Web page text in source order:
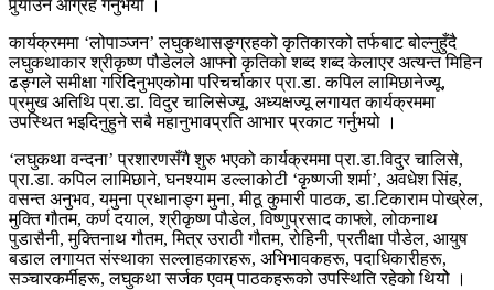
पुर्‍याउन आग्रह गर्नुभयो ।
कार्यक्रममा ‘लोपाञ्जन’ लघुकथासङ्ग्रहको कृतिकारको तर्फबाट बोल्नुहुँदै
लघुकथाकार श्रीकृष्ण पौडेलले आफ्नो कृतिको शब्द शब्द केलाएर अत्यन्त मिहिन
ढङ्गले समीक्षा गरिदिनुभएकोमा परिचर्चाकार प्रा.डा. कपिल लामिछानेज्यू,
प्रमुख अतिथि प्रा.डा. विदुर चालिसेज्यू, अध्यक्षज्यू लगायत कार्यक्रममा
उपस्थित भइदिनुहुने सबै महानुभावप्रति आभार प्रकाट गर्नुभयो ।
‘लघुकथा वन्दना’ प्रशारणसँगै शुरु भएको कार्यक्रममा प्रा.डा.विदुर चालिसे,
प्रा.डा. कपिल लामिछाने, घनश्याम डल्लाकोटी ‘कृष्णजी शर्मा’, अवधेश सिंह,
वसन्त अनुभव, यमुना प्रधानाङ्ग मुना, मीठू कुमारी पाठक, डा.टिकाराम पोख्रेल,
मुक्ति गौतम, कर्ण दयाल, श्रीकृष्ण पौडेल, विष्णुप्रसाद काफ्ले, लोकनाथ
पुडासैनी, मुक्तिनाथ गौतम, मित्र उराठी गौतम, रोहिनी, प्रतीक्षा पौडेल, आयुष
बडाल लगायत संस्थाका सल्लाहकारहरू, अभिभावकहरू, पदाधिकारीहरू,
सञ्चारकर्मीहरू, लघुकथा सर्जक एवम् पाठकहरूको उपस्थिति रहेको थियोे ।